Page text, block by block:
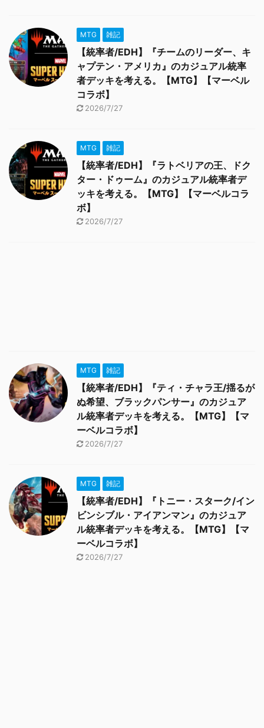
MTG 雑記
【統率者/EDH】『チームのリーダー、キ
ャプテン・アメリカ』のカジュアル統率
者デッキを考える。【MTG】【マーベル
コラボ】
2026/7/27
MTG 雑記
【統率者/EDH】『ラトベリアの王、ドク
ター・ドゥーム』のカジュアル統率者デ
ッキを考える。【MTG】【マーベルコラ
ボ】
2026/7/27
MTG 雑記
【統率者/EDH】『ティ・チャラ王/揺るが
ぬ希望、ブラックパンサー』のカジュア
ル統率者デッキを考える。【MTG】【マ
ーベルコラボ】
2026/7/27
MTG 雑記
【統率者/EDH】『トニー・スターク/イン
ビンシブル・アイアンマン』のカジュア
ル統率者デッキを考える。【MTG】【マ
ーベルコラボ】
2026/7/27